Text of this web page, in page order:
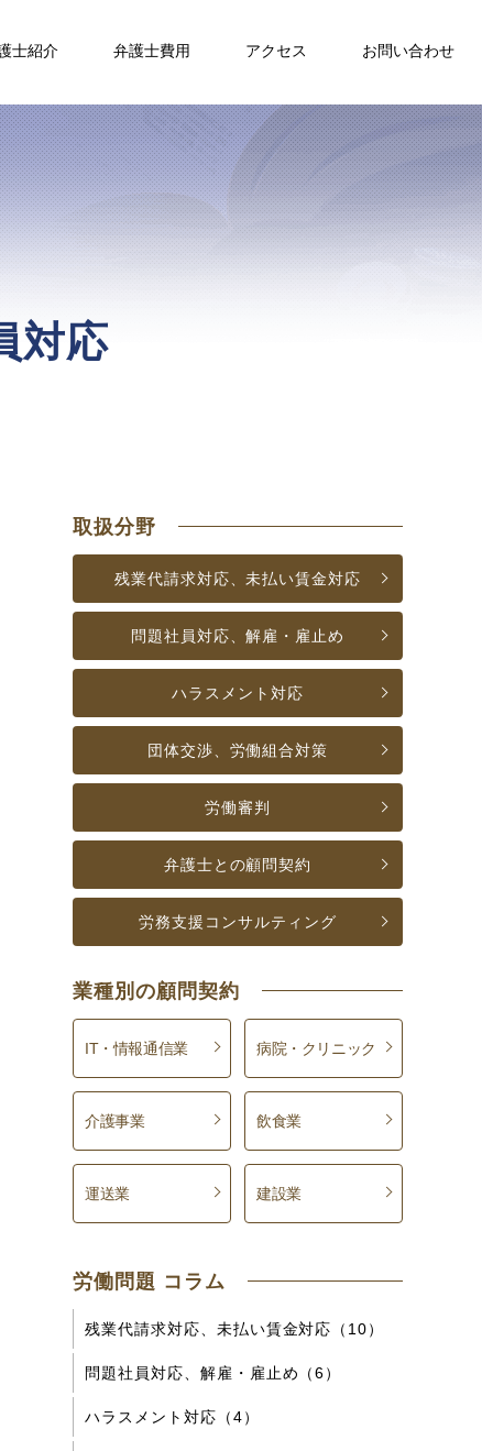
士紹介 弁護士費用 アクセス お問い合わせ
対応
取扱分野
残業代請求対応、未払い賃金対応
問題社員対応、解雇・雇止め
ハラスメント対応
団体交渉、労働組合対策
労働審判
弁護士との顧問契約
労務支援 コンサルティング
業種別の顧問契約
IT・情報通信業 病院・クリニック
介護事業 飲食業
運送業 建設業
労働問題 コラム
残業代請求対応、未払い賃金対応（10）
問題社員対応、解雇・雇止め（6）
ハラスメント対応（4）